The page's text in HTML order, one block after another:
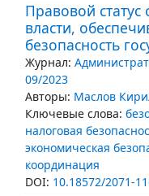
Правовой
власти,
безопасность
Журнал:
09/2023
Авторы: Маслов
Ключевые слова:
налоговая
экономическая
координация
DOI: 10.18572/2071-